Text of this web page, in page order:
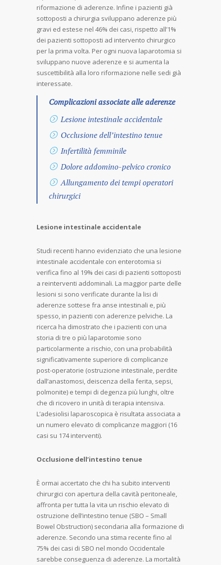
riformazione di aderenze. Infine i pazienti già
sottoposti a chirurgia sviluppano aderenze più
gravi ed estese nel 46% dei casi, rispetto all’1%
dei pazienti sottoposti ad intervento chirurgico
per la prima volta. Per ogni nuova laparotomia si
sviluppano nuove aderenze e si aumenta la
suscettibilità alla loro riformazione nelle sedi già
interessate.
Complicazioni associate alle aderenze
Lesione intestinale accidentale
Occlusione dell’intestino tenue
Infertilità femminile
Dolore addomino-pelvico cronico
Allungamento dei tempi operatori
chirurgici
Lesione intestinale accidentale
Studi recenti hanno evidenziato che una lesione
intestinale accidentale con enterotomia si
verifica fino al 19% dei casi di pazienti sottoposti
a reinterventi addominali. La maggior parte delle
lesioni si sono verificate durante la lisi di
aderenze sottese fra anse intestinali e, più
spesso, in pazienti con aderenze pelviche. La
ricerca ha dimostrato che i pazienti con una
storia di tre o più laparotomie sono
particolarmente a rischio, con una probabilità
significativamente superiore di complicanze
post-operatorie (ostruzione intestinale, perdite
dall’anastomosi, deiscenza della ferita, sepsi,
polmonite) e tempi di degenza più lunghi, oltre
che di ricovero in unità di terapia intensiva.
L’adesiolisi laparoscopica è risultata associata a
un numero elevato di complicanze maggiori (16
casi su 174 interventi).
Occlusione dell’intestino tenue
È ormai accertato che chi ha subito interventi
chirurgici con apertura della cavità peritoneale,
affronta per tutta la vita un rischio elevato di
ostruzione dell’intestino tenue (SBO – Small
Bowel Obstruction) secondaria alla formazione di
aderenze. Secondo una stima recente fino al
75% dei casi di SBO nel mondo Occidentale
sarebbe conseguenza di aderenze. La mortalità